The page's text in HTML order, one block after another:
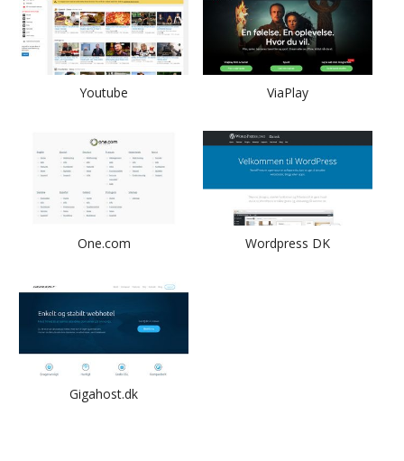
Youtube ViaPlay
One.com Wordpress DK
Gigahost.dk